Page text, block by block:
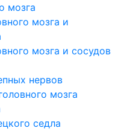
мозга
мозга и
мозга и сосудов
нервов
мозга
седла